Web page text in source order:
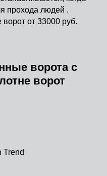
прохода людей .
ворот от 33000 руб.
ворота с
ворот
Trend